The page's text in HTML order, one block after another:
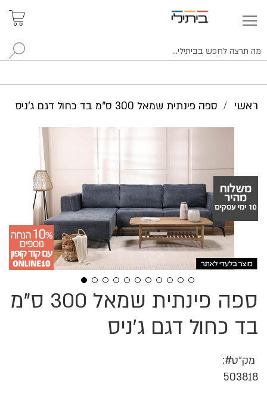
ראשי ספה פינתית שמאל 300 ס"מ בד כחול דגם ג'ניס
ספה פינתית שמאל 300 ס"מ
בד כחול דגם ג'ניס
מק״ט
503818
לדלג
להתחלה